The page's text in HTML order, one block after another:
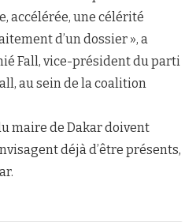
accélérée, une célérité
d’un dossier », a
Fall, vice-président du parti
au sein de la coalition
maire de Dakar doivent
déjà d’être présents,